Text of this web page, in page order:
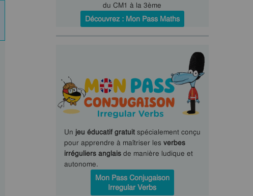
du CM1 à la 3ème
Découvrez : Mon Pass Maths
Un jeu éducatif gratuitspécialement conçu
pour apprendre à maîtriser les verbes
irréguliers anglaisde manière ludique et
autonome.
Mon Pass Conjugaison
Irregular Verbs